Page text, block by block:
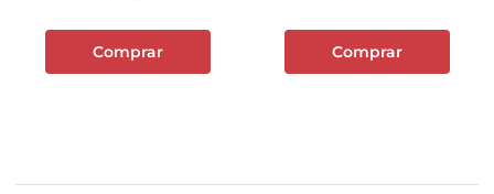
Comprar Comprar